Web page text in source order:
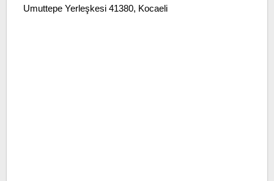
Umuttepe Yerleşkesi 41380, Kocaeli